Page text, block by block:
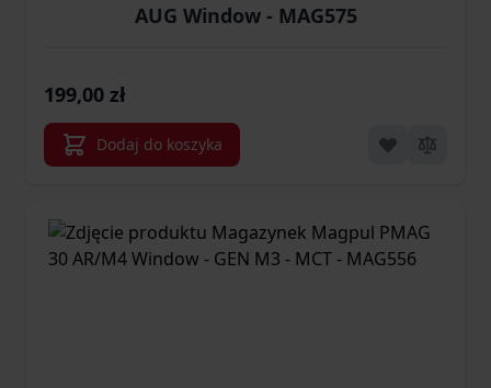
AUG Window - MAG575
199,00 zł
Dodaj do koszyka